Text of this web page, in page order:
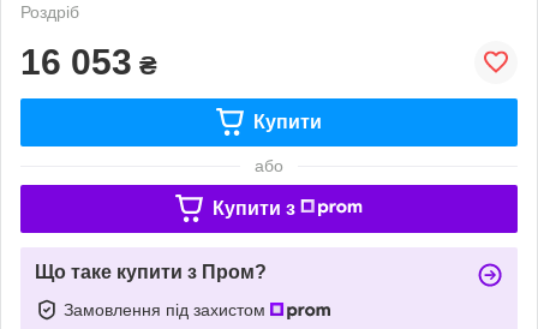
Роздріб
16 053 ₴
Купити
або
Купити з
Що таке купити з Пром?
Замовлення під захистом